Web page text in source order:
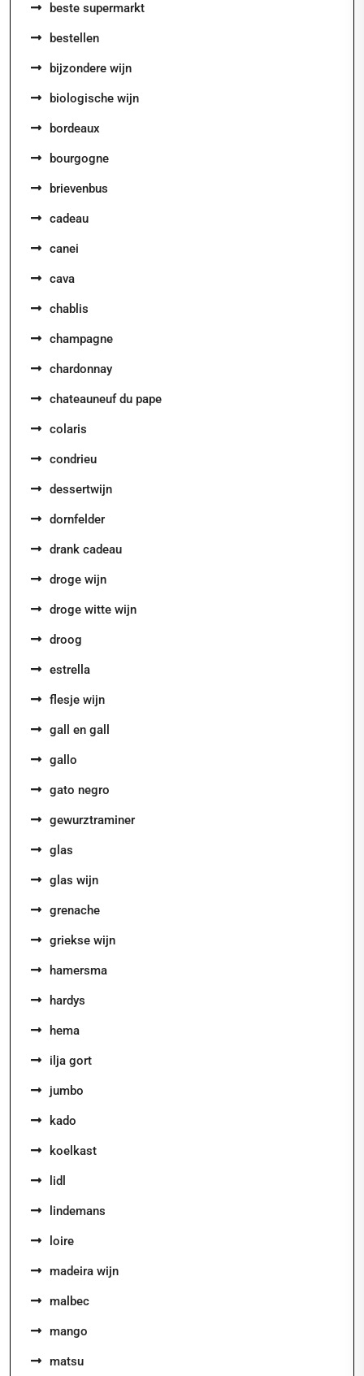
beste supermarkt
bestellen
bijzondere wijn
biologische wijn
bordeaux
bourgogne
brievenbus
cadeau
canei
cava
chablis
champagne
chardonnay
chateauneuf du pape
colaris
condrieu
dessertwijn
dornfelder
drank cadeau
droge wijn
droge witte wijn
droog
estrella
flesje wijn
gall en gall
gallo
gato negro
gewurztraminer
glas
glas wijn
grenache
griekse wijn
hamersma
hardys
hema
ilja gort
jumbo
kado
koelkast
lidl
lindemans
loire
madeira wijn
malbec
mango
matsu